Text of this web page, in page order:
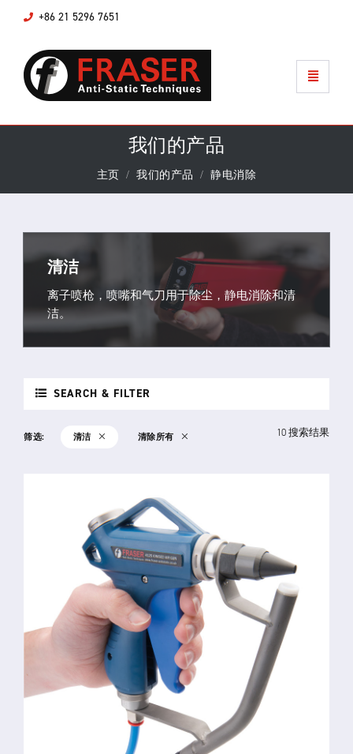
+86 21 5296 7651
我们的产品
主页 我们的产品 静电消除
清洁
离子喷枪，喷嘴和气刀用于除尘，静电消除和清
洁。
SEARCH & FILTER
筛选: 清洁 清除所有 10 搜索结果